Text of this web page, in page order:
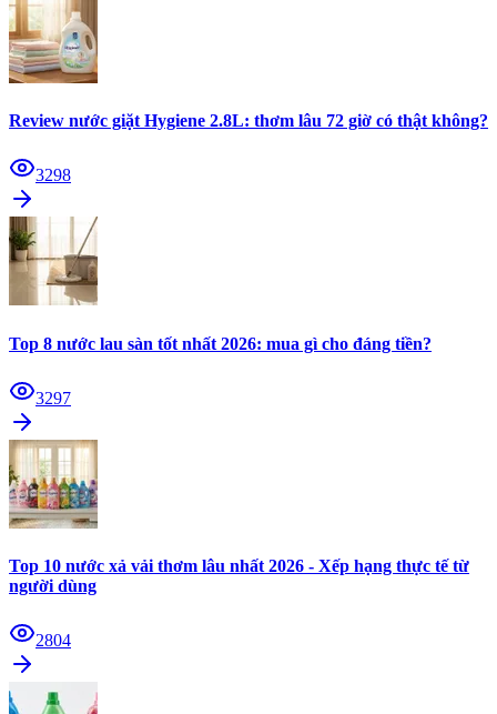
Review nước giặt Hygiene 2.8L: thơm lâu 72 giờ có thật không?
3298
Top 8 nước lau sàn tốt nhất 2026: mua gì cho đáng tiền?
3297
Top 10 nước xả vải thơm lâu nhất 2026 - Xếp hạng thực tế từ
người dùng
2804